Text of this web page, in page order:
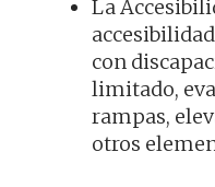
La
con
limitado,
rampas,
otros